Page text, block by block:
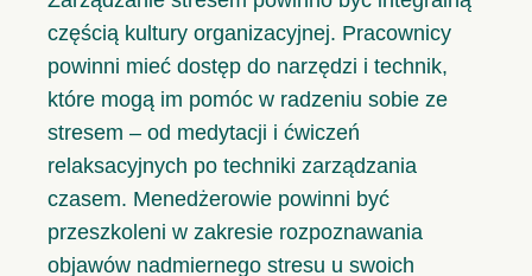
częścią kultury organizacyjnej. Pracownicy
powinni mieć dostęp do narzędzi i technik,
które mogą im pomóc w radzeniu sobie ze
stresem – od medytacji i ćwiczeń
relaksacyjnych po techniki zarządzania
czasem. Menedżerowie powinni być
przeszkoleni w zakresie rozpoznawania
objawów nadmiernego stresu u swoich